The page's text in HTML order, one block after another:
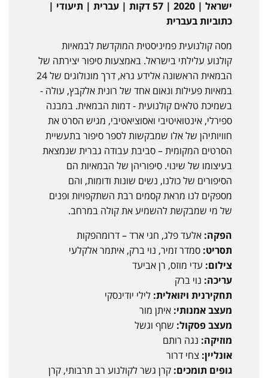
ישראל | 2020 | 57 דקות | עברית | תיעודי |
כתוביות בעברית
מסה קולנועית פמיניסטית המוקדשת לבמאיות
קולנוע עלילתי בישראל. באמצעות סיפור יצירתה של
הבמאית הראשונה אלידע גרא, דרך מונולוגים של 24
במאיות פעילות ונאום אחד של רונית אלקבץ, עולה -
בשמיכת טלאים קולנועית - דמות הבמאית. במבנה
ספירלי, אינטואיטיבי ואסוציאטיבי, מגיש הסרט את
חוויותיהן של אלו שמבקשות לספר סיפור בתעשיית
הסרטים המקומית – סביבת עבודה גברית שנמצאת
בעיצומו של שינוי. סיפוריהן של הבמאיות הם
הסיפורים של כולנו, נשים שונות ודומות, והם
מספקים לנו מראת קסמים רבת השתקפויות ופנים
של מי שמבקשת להשמיע את קולה במרחב.
הפקה: אלעד פלג, חגי ארד – דרומהפקות
תסריט: סמדר זמיר, נוי ברק, איתמר אלקלעי
צילום: עדי מוזס, רן אביעד
עריכה: נוי ברק
תחקירנית ויזואלית: לילי יודינסקי
מעצב אמנותי: איתן מור
מעצב פסקול: שחף וגשל
מוזיקה: נגה רותם
אונליין: צחי דרור
גופים תומכים: קרן גשר לקולנוע רב תרבותי, קרן